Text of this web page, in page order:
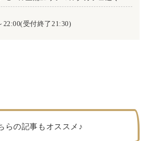
22:00(受付終了21:30)
らの記事もオススメ♪